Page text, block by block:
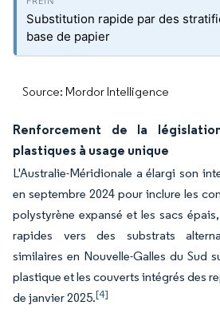
Substitution rapide par des
base de papier
Source: Mordor Intelligence
Renforcement de la
plastiques à usage unique
L'Australie-Méridionale a élargi son
en septembre 2024 pour inclure les
polystyrène expansé et les sacs
rapides vers des substrats
similaires en Nouvelle-Galles du Sud
plastique et les couverts intégrés des
de janvier 2025.[4]